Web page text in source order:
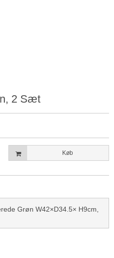
2 Sæt
Køb
Grøn W42×D34.5× H9cm,